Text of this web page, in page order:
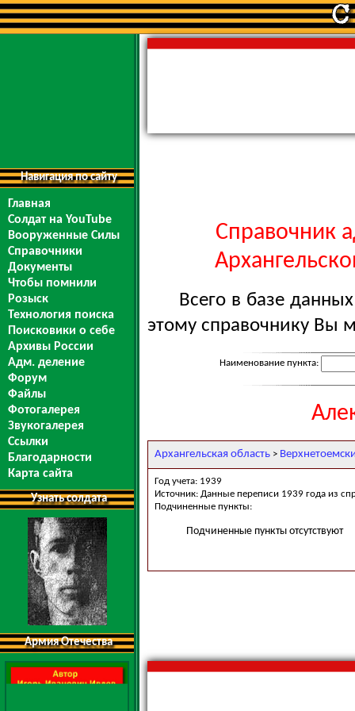
Навигация по сайту
Главная
Солдат на YouTube
Вооруженные Силы
Справочники
Документы
Чтобы помнили
Розыск
Технология поиска
Поисковики о себе
Архивы России
Адм. деление
Форум
Файлы
Фотогалерея
Звукогалерея
Ссылки
Благодарности
Карта сайта
Узнать солдата
Армия Отечества
Справочник
Всего в базе
этому справочнику Вы
Наименование пункта:
Архангельская область >
Год учета: 1939
Источник: Данные переписи 1939 года из
Подчиненные пункты:
Подчиненные пункты отсутствуют